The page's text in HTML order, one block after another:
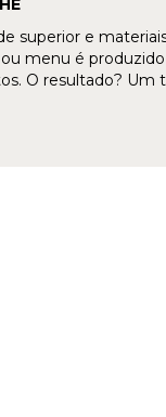
superior e
menu é
O resultado? Um